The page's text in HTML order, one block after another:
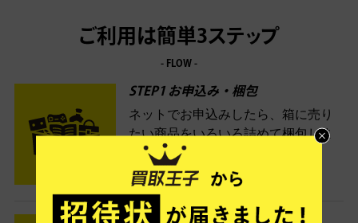
ご利用は簡単3ステップ
- FLOW -
STEP1 お申込み・梱包
ネットでお申込みしたら、箱に売り
たい商品をいろいろ詰めて梱包しま
す。